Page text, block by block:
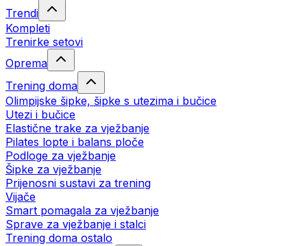
Trendi
Kompleti
Trenirke setovi
Oprema
Trening doma
Olimpijske šipke, šipke s utezima i bučice
Utezi i bučice
Elastične trake za vježbanje
Pilates lopte i balans ploče
Podloge za vježbanje
Šipke za vježbanje
Prijenosni sustavi za trening
Vijače
Smart pomagala za vježbanje
Sprave za vježbanje i stalci
Trening doma ostalo